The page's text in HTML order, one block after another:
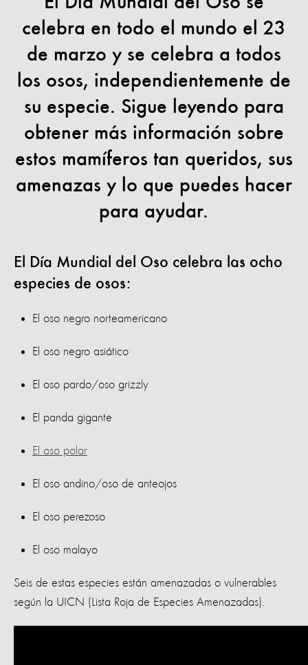
celebra en todo el mundo el 23
de marzo y se celebra a todos
los osos, independientemente de
su especie. Sigue leyendo para
obtener más información sobre
estos mamíferos tan queridos, sus
amenazas y lo que puedes hacer
para ayudar.
El Día Mundial del Oso celebra las ocho
especies de osos:
El oso negro norteamericano
El oso negro asiático
El oso pardo/oso grizzly
El panda gigante
El oso polar
El oso andino/oso de anteojos
El oso perezoso
El oso malayo
Seis de estas especies están amenazadas o vulnerables
según la UICN (Lista Roja de Especies Amenazadas).